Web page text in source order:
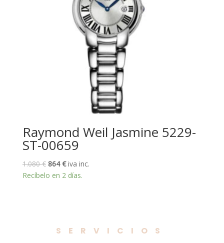
Raymond Weil Jasmine 5229-
ST-00659
1.080€ El
precio
864€El
precio
iva inc.
Recíbelo en 2 días.
SERVICIOS